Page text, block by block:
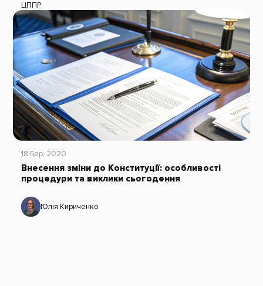
ЦППР
18 Бер, 2020
Внесення зміни до Конституції: особливості
процедури та виклики сьогодення
Юлія Кириченко